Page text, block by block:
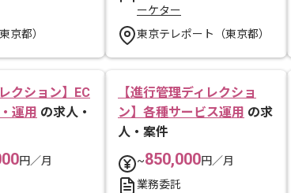
京都）
ーケター
東京テレポート（東京都）
クション】EC
運用 の求人・
円／月
【進行管理ディレクショ
ン】各種サービス運用 の求
人・案件
~850,000円／月
業務委託